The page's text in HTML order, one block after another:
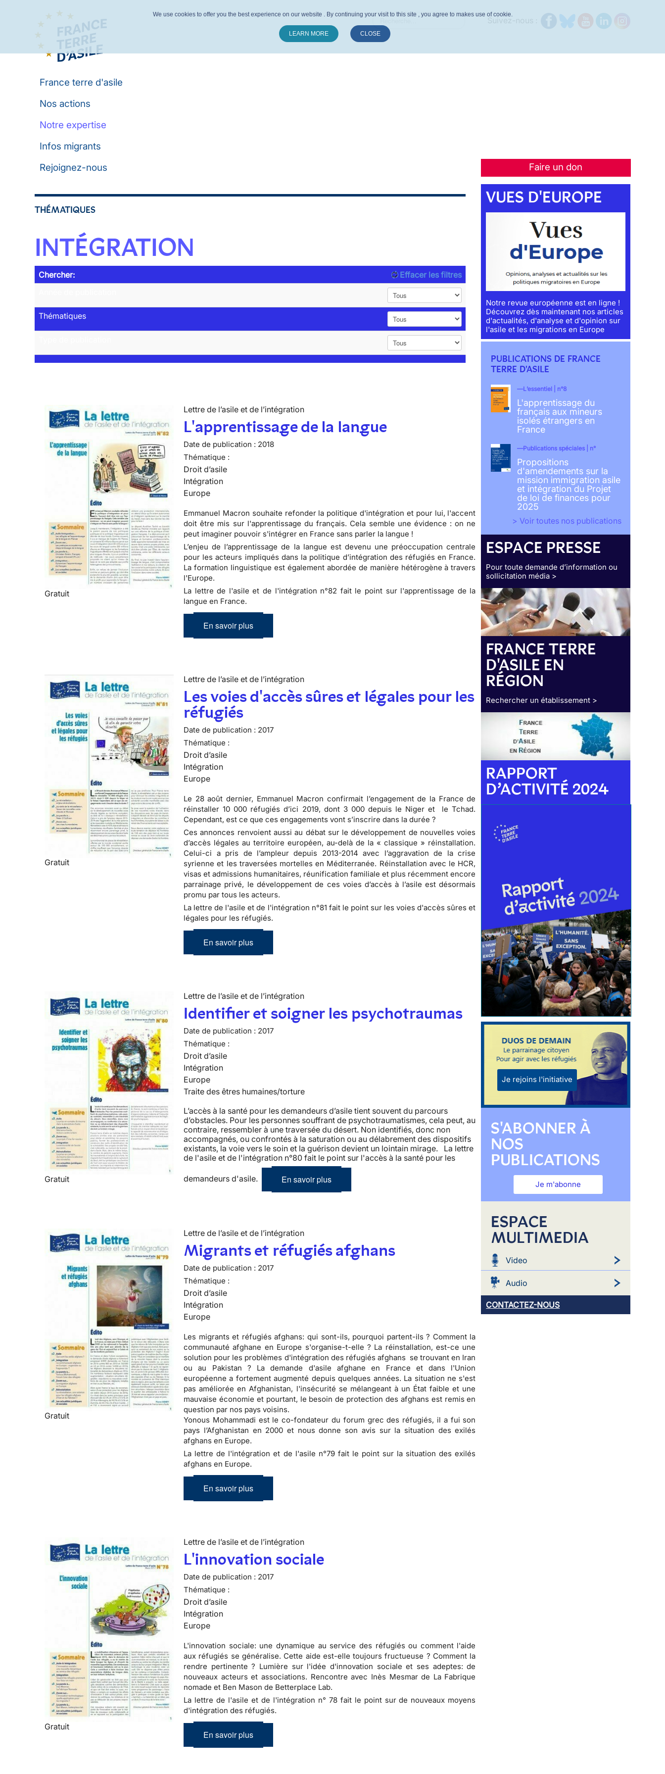
France terre d'asile
Nos actions
Notre expertise
Infos migrants
Faire un don
Rejoignez-nous
THÉMATIQUES
INTÉGRATION
Chercher:
Effacer les filtres
Thématiques
Gratuit
Lettre de l’asile et de l’intégration
L'apprentissage de la langue
Date de publication : 2018
Thématique :
Droit d’asile
Intégration
Europe
Emmanuel Macron souhaite refonder la politique d'intégration et pour lui, l'accent
doit être mis sur l'apprentissage du français. Cela semble une évidence : on ne
peut imaginer pouvoir s'intégrer en France sans parler la langue !
L’enjeu de l’apprentissage de la langue est devenu une préoccupation centrale
pour les acteurs impliqués dans la politique d’intégration des réfugiés en France.
La formation linguistique est également abordée de manière hétérogène à travers
l'Europe.
La lettre de l'asile et de l'intégration n°82 fait le point sur l'apprentissage de la
langue en France.
En savoir plus
Gratuit
Lettre de l’asile et de l’intégration
Les voies d'accès sûres et légales pour les
réfugiés
Date de publication : 2017
Thématique :
Droit d’asile
Intégration
Europe
Le 28 août dernier, Emmanuel Macron confirmait l’engagement de la France de
réinstaller 10 000 réfugiés d’ici 2019, dont 3 000 depuis le Niger et le Tchad.
Cependant, est ce que ces engagements vont s’inscrire dans la durée ?
Ces annonces renvoient aussi au débat sur le développement de nouvelles voies
d’accès légales au territoire européen, au-delà de la « classique » réinstallation.
Celui-ci a pris de l’ampleur depuis 2013-2014 avec l’aggravation de la crise
syrienne et les traversées mortelles en Méditerranée. Réinstallation avec le HCR,
visas et admissions humanitaires, réunification familiale et plus récemment encore
parrainage privé, le développement de ces voies d’accès à l’asile est désormais
promu par tous les acteurs.
La lettre de l'asile et de l'intégration n°81 fait le point sur les voies d'accès sûres et
légales pour les réfugiés.
En savoir plus
Gratuit
Lettre de l’asile et de l’intégration
Identifier et soigner les psychotraumas
Date de publication : 2017
Thématique :
Droit d’asile
Intégration
Europe
Traite des êtres humaines/torture
L’accès à la santé pour les demandeurs d’asile tient souvent du parcours
d’obstacles. Pour les personnes souffrant de psychotraumatismes, cela peut, au
contraire, ressembler à une traversée du désert. Non identifiés, donc non
accompagnés, ou confrontés à la saturation ou au délabrement des dispositifs
existants, la voie vers le soin et la guérison devient un lointain mirage. La lettre
de l'asile et de l'intégration n°80 fait le point sur l'accès à la santé pour les
demandeurs d'asile. En savoir plus
Gratuit
Lettre de l’asile et de l’intégration
Migrants et réfugiés afghans
Date de publication : 2017
Thématique :
Droit d’asile
Intégration
Europe
Les migrants et réfugiés afghans: qui sont-ils, pourquoi partent-ils ? Comment la
communauté afghane en Europe s'organise-t-elle ? La réinstallation, est-ce une
solution pour les problèmes d'intégration des réfugiés afghans se trouvant en Iran
ou au Pakistan ? La demande d'asile afghane en France et dans l'Union
européenne a fortement augmenté depuis quelques années. La situation ne s'est
pas améliorée en Afghanistan, l'insécurité se mélangeant à un État faible et une
mauvaise économie et pourtant, le besoin de protection des afghans est remis en
question par nos pays voisins.
Yonous Mohammadi est le co-fondateur du forum grec des réfugiés, il a fui son
pays l’Afghanistan en 2000 et nous donne son avis sur la situation des exilés
afghans en Europe.
La lettre de l'intégration et de l'asile n°79 fait le point sur la situation des exilés
afghans en Europe.
En savoir plus
Gratuit
Lettre de l’asile et de l’intégration
L'innovation sociale
Date de publication : 2017
Thématique :
Droit d’asile
Intégration
Europe
L'innovation sociale: une dynamique au service des réfugiés ou comment l'aide
aux réfugiés se généralise. Cette aide est-elle toujours fructueuse ? Comment la
rendre pertinente ? Lumière sur l'idée d'innovation sociale et ses adeptes: de
nouveaux acteurs et associations. Rencontre avec Inès Mesmar de La Fabrique
nomade et Ben Mason de Betterplace Lab.
La lettre de l'asile et de l'intégration n° 78 fait le point sur de nouveaux moyens
d'intégration des réfugiés.
En savoir plus
VUES D'EUROPE
Notre revue européenne est en ligne !
Découvrez dès maintenant nos articles
d'actualités, d'analyse et d'opinion sur
l'asile et les migrations en Europe
PUBLICATIONS DE FRANCE
TERRE D'ASILE
L’essentiel | n°8
L'apprentissage du
français aux mineurs
isolés étrangers en
France
Publications spéciales | n°
Propositions
d'amendements sur la
mission immigration asile
et intégration du Projet
de loi de finances pour
2025
> Voir toutes nos publications
ESPACE PRESSE
Pour toute demande d’information ou
sollicitation média >
FRANCE TERRE
D'ASILE EN
RÉGION
Rechercher un établissement >
RAPPORT
D’ACTIVITÉ 2024
Je rejoins l'initiative
S'ABONNER À
NOS
PUBLICATIONS
Je m'abonne
ESPACE
MULTIMEDIA
Video
Audio
CONTACTEZ-NOUS
We use cookies to offer you the best experience on our website . By continuing your visit to this site , you agree to makes use of cookie.
LEARN MORE CLOSE